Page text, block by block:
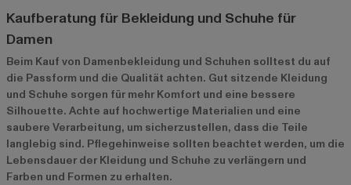
Kaufberatung für Bekleidung und Schuhe für
Damen
Beim Kauf von Damenbekleidung und Schuhen solltest du auf
die Passform und die Qualität achten. Gut sitzende Kleidung
und Schuhe sorgen für mehr Komfort und eine bessere
Silhouette. Achte auf hochwertige Materialien und eine
saubere Verarbeitung, um sicherzustellen, dass die Teile
langlebig sind. Pflegehinweise sollten beachtet werden, um die
Lebensdauer der Kleidung und Schuhe zu verlängern und
Farben und Formen zu erhalten.